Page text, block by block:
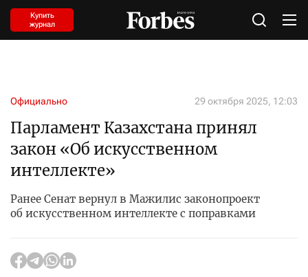
Купить
журнал
Официально 29 октября 2025, 12:03
Парламент Казахстана принял
закон «Об искусственном
интеллекте»
Ранее Сенат вернул в Мажилис законопроект
об искусственном интеллекте с поправками